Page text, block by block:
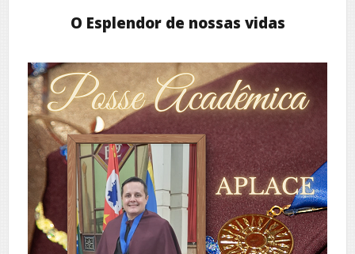
O Esplendor de nossas vidas